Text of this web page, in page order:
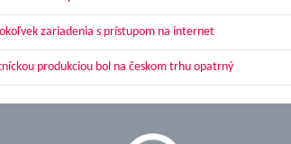
zariadenia s prístupom na internet
produkciou bol na českom trhu opatrný